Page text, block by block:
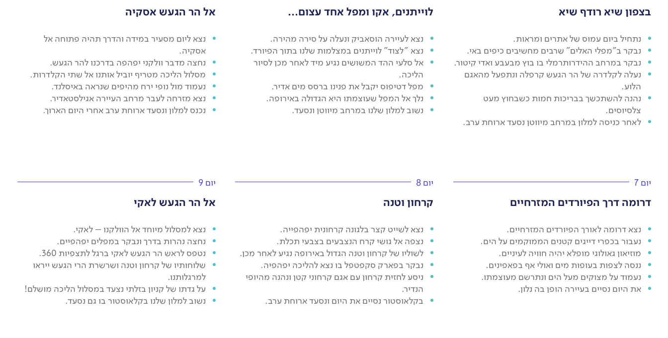
בצפון שיא רודף שיא
נתחיל ביום עמוס של אתרים ומראות.
נבקר ב"מפלי האלים" שרבים מחשיבים כיפים באי.
נבקר במרחב ההידרותרמלי בו בוץ מבעבע ואדי קיטור.
נעלה לקלדרה של הר הגעש קרפלה ונתפעל מהאגם
הלוע.
נהנה להשתכשך בבריכות חמות כשבחוץ מעט
צלסיוסים.
לאחר כניסה למלון במרחב מיווטן נסעד ארוחת ערב.
לוייתנים, אקו ומפל אחד עצום...
נצא לעיירה הוסאביק ונעלה על סירה מהירה.
נצא "לצוד" לוייתנים במצלמות שלנו בתוך הפיורד.
אל סלעי ההד המשושים נגיע מיד לאחר מכן לסיור
הליכה.
מפל דטיפוס יקבל את פנינו ברסס מים אדיר.
נלך אל המפל שעוצמתו היא הגדולה באירופה.
נשוב למלון שלנו במרחב מיווטן ונסעד.
אל הר הגעש אסקיה
נצא ליום מסעיר במידה והדרך תהיה פתוחה אל
אסקיה.
נחצה מדבר וולקני יפהפה בדרכנו להר הגעש.
מסלול הליכה מטריף יוביל אותנו אל שתי הקלדרות.
נעמוד מול נופי ירח מהיפים שנראה באיסלנד.
נצא מזרחה לעבר מרחב העיירה אגילסטאדיר.
נכנס למלון ונסעד ארוחת ערב אחרי היום הארוך.
יום 7
דרומה דרך הפיורדים המזרחיים
נצא דרומה לאורך הפיורדים המזרחיים.
נעבור בכפרי דייגים קטנים הממוקמים על הים.
מוזיאון גאולוגי מופלא יהיה חוויה לעיניים.
ננסה לצפות בעופות מים ואולי אף בפאפינים.
נעמוד על מצוקים מעל הים ונתרשם מעוצמתו.
את היום נסיים בעיירה הופן בה נלון.
יום 8
קרחון וטנה
נצא לשייט קצר בלגונה קרחונית יפהפייה.
נצפה אל גושי קרח הנצבעים בצבעי תכלת.
לשוליו של קרחון וטנה הגדול באירופה נגיע לאחר מכן.
נבקר בפארק סקפטפל בו נצא להליכה יפהפיה.
ניסע לחזית קרחון עם אגם קרחוני קטן ונהנה מהיופי
הנדיר.
בקלאוסטור נסיים את היום ונסעד ארוחת ערב.
יום 9
אל הר הגעש לאקי
נצא למסלול מיוחד אל הוולקנו – לאקי.
נחצה נהרות בדרך ונבקר במפלים יפהפיים.
נטפס לראש הר הגעש לאקי ברגל לתצפיות 360.
שלוחותיו של קרחון וטנה ושרשרת הרי הגעש ייראו
למרגלותנו.
על גדתו של קניון בזלתי נצעד במסלול הליכה מושלם!
נשוב למלון שלנו בקלאוסטור בו גם נסעד.